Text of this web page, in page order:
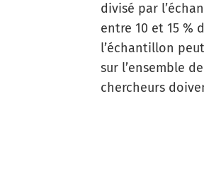
divisé par
entre 10 et 15 %
l’échantillon
sur l’ensemble
chercheurs